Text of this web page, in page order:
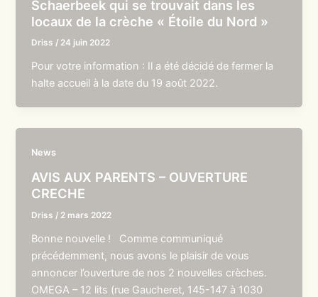
Schaerbeek qui se trouvait dans les
locaux de la crèche « Étoile du Nord »
Driss / 24 juin 2022
Pour votre information : Il a été décidé de fermer la
halte accueil à la date du 19 août 2022.
News
AVIS AUX PARENTS – OUVERTURE
CRECHE
Driss / 2 mars 2022
Bonne nouvelle ! Comme communiqué
précédemment, nous avons le plaisir de vous
annoncer l’ouverture de nos 2 nouvelles crèches.
OMEGA – 12 lits (rue Gaucheret, 145-147 à 1030